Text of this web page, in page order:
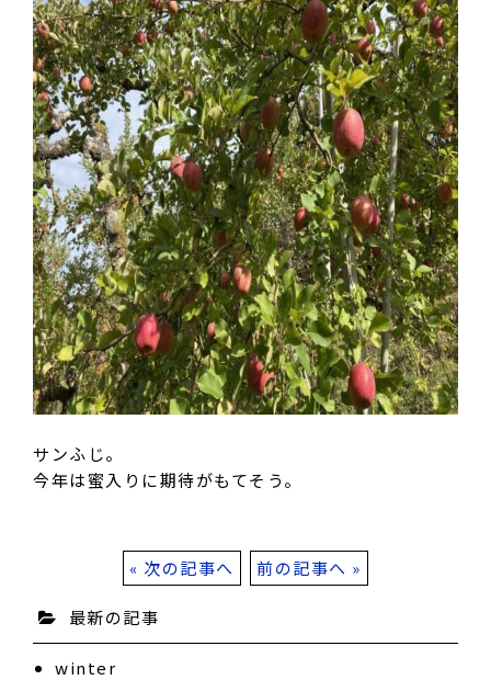
サンふじ。
今年は蜜入りに期待がもてそう。
« 次の記事へ 前の記事へ »
最新の記事
winter